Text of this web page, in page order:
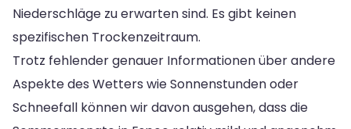
Niederschläge zu erwarten sind. Es gibt keinen
spezifischen Trockenzeitraum.
Trotz fehlender genauer Informationen über andere
Aspekte des Wetters wie Sonnenstunden oder
Schneefall können wir davon ausgehen, dass die